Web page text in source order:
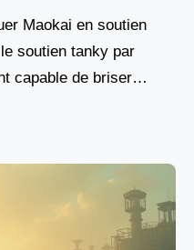
Maokai en soutien
soutien tanky par
capable de briser